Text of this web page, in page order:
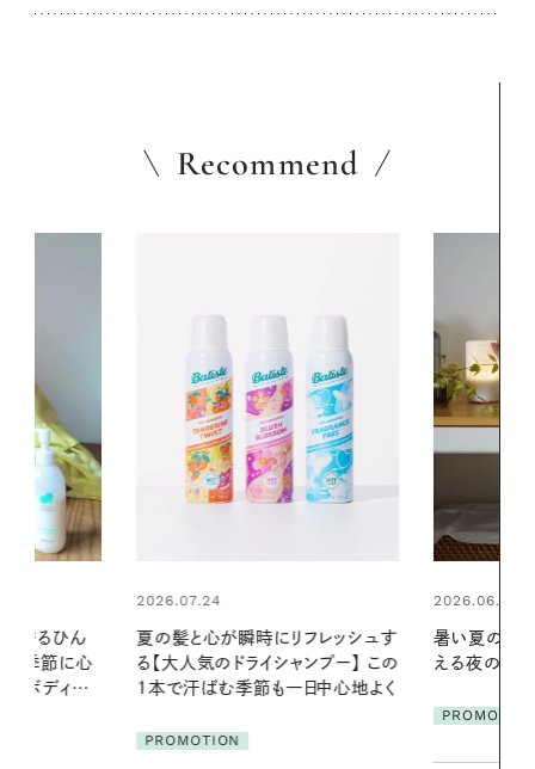
Recommend
レッシュす
プー】 この
中心地よく
2026.06.01
暑い夏のナイトルーティン。私を整
える夜の爽やかご褒美ケア
2026.06.01
お出かけ前
の一日。汗ば